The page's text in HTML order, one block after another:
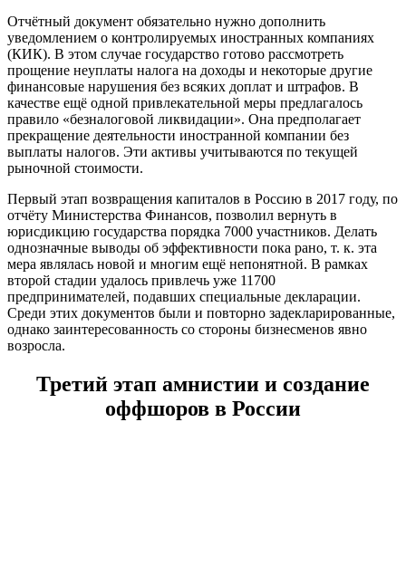
Отчётный документ обязательно нужно дополнить
уведомлением о контролируемых иностранных компаниях
(КИК). В этом случае государство готово рассмотреть
прощение неуплаты налога на доходы и некоторые другие
финансовые нарушения без всяких доплат и штрафов. В
качестве ещё одной привлекательной меры предлагалось
правило «безналоговой ликвидации». Она предполагает
прекращение деятельности иностранной компании без
выплаты налогов. Эти активы учитываются по текущей
рыночной стоимости.
Первый этап возвращения капиталов в Россию в 2017 году, по
отчёту Министерства Финансов, позволил вернуть в
юрисдикцию государства порядка 7000 участников. Делать
однозначные выводы об эффективности пока рано, т. к. эта
мера являлась новой и многим ещё непонятной. В рамках
второй стадии удалось привлечь уже 11700
предпринимателей, подавших специальные декларации.
Среди этих документов были и повторно задекларированные,
однако заинтересованность со стороны бизнесменов явно
возросла.
Третий этап амнистии и создание
оффшоров в России